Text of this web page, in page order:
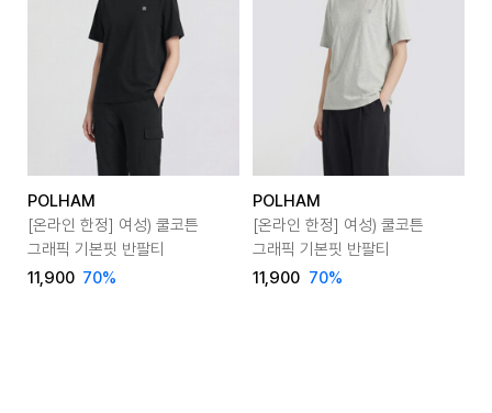
POLHAM
[온라인 한정] 여성) 쿨코튼
그래픽 기본핏 반팔티
11,900 70%
POLHAM
[온라인 한정] 여성) 쿨코튼
그래픽 기본핏 반팔티
11,900 70%